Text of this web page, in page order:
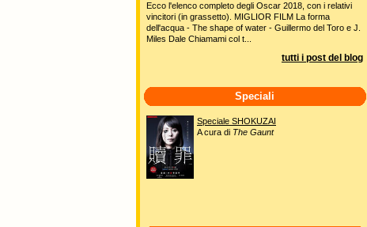
Ecco l'elenco completo degli Oscar 2018, con i relativi
vincitori (in grassetto). MIGLIOR FILM La forma
dell'acqua - The shape of water - Guillermo del Toro e J.
Miles Dale Chiamami col t...
tutti i post del blog
Speciali
Speciale SHOKUZAI
A cura di The Gaunt